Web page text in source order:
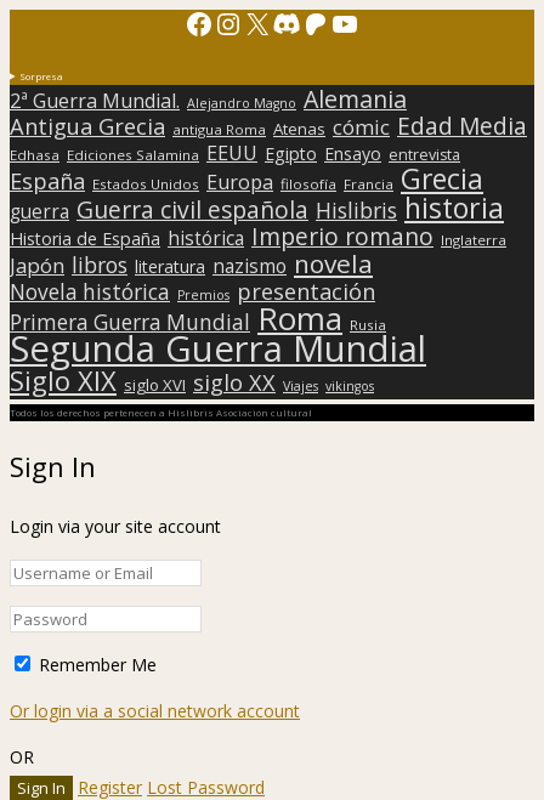
Facebook
Instagram
X Discord
Patreon
YouTube
Sorpresa
2ª Guerra Mundial. Alejandro Magno Alemania
Antigua Grecia antigua Roma Atenas cómic Edad Media
Edhasa Ediciones Salamina EEUU Egipto Ensayo entrevista
España Estados Unidos Europa filosofía Francia Grecia
guerra Guerra civil española Hislibris historia
Historia de España histórica Imperio romano Inglaterra
Japón libros literatura nazismo novela
Novela histórica Premios presentación
Primera Guerra Mundial Roma Rusia
Segunda Guerra Mundial
Siglo XIX siglo XVI siglo XX Viajes vikingos
Todos los derechos pertenecen a Hislibris Asociación cultural
Sign In
Login via your site account
Remember Me
Or login via a social network account
OR
Register Lost Password